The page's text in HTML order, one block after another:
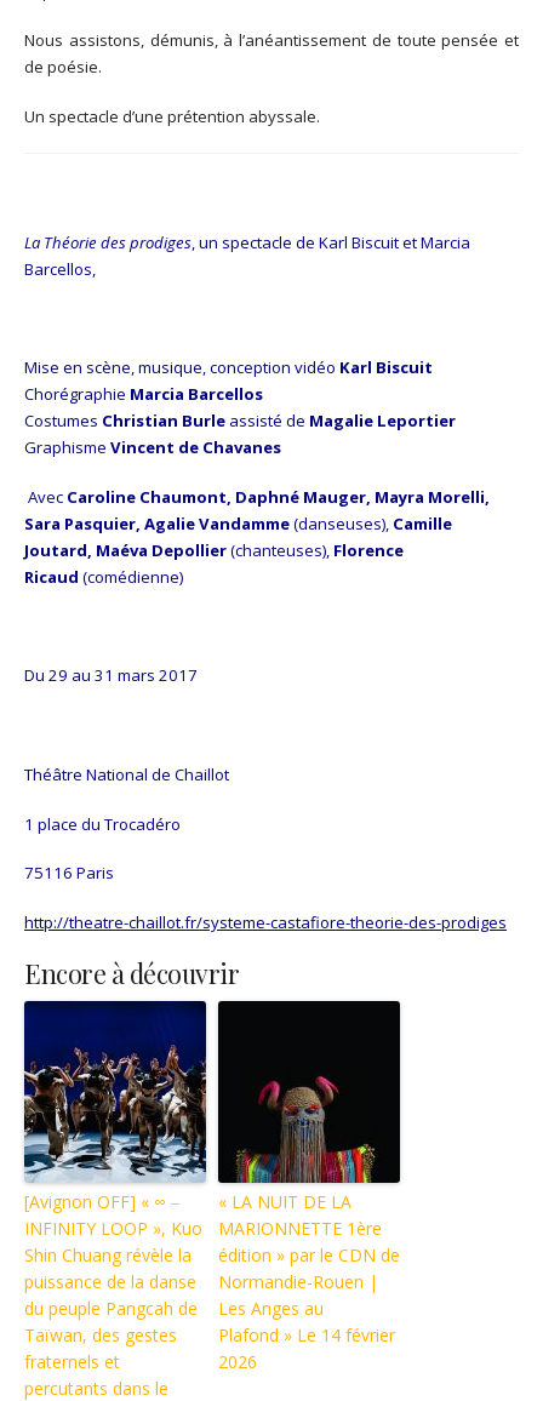
Nous assistons, démunis, à l’anéantissement de toute pensée et
de poésie.
Un spectacle d’une prétention abyssale.
La Théorie des prodiges, un spectacle de Karl Biscuit et Marcia
Barcellos,
Mise en scène, musique, conception vidéo Karl Biscuit
Chorégraphie Marcia Barcellos
Costumes Christian Burle assisté de Magalie Leportier
Graphisme Vincent de Chavanes
Avec Caroline Chaumont, Daphné Mauger, Mayra Morelli,
Sara Pasquier, Agalie Vandamme(danseuses), Camille
Joutard, Maéva Depollier(chanteuses), Florence
Ricaud (comédienne)
Du 29 au 31 mars 2017
Théâtre National de Chaillot
1 place du Trocadéro
75116 Paris
http://theatre-chaillot.fr/systeme-castafiore-theorie-des-prodiges
Encore à découvrir
[Avignon OFF] « ∞ ‒
INFINITY LOOP », Kuo
Shin Chuang révèle la
puissance de la danse
du peuple Pangcah de
Taïwan, des gestes
fraternels et
percutants dans le
« LA NUIT DE LA
MARIONNETTE 1ère
édition » par le CDN de
Normandie-Rouen |
Les Anges au
Plafond » Le 14 février
2026